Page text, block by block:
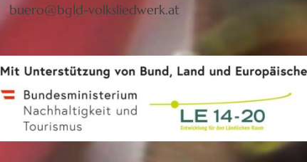
buero@bgld-volksliedwerk.at